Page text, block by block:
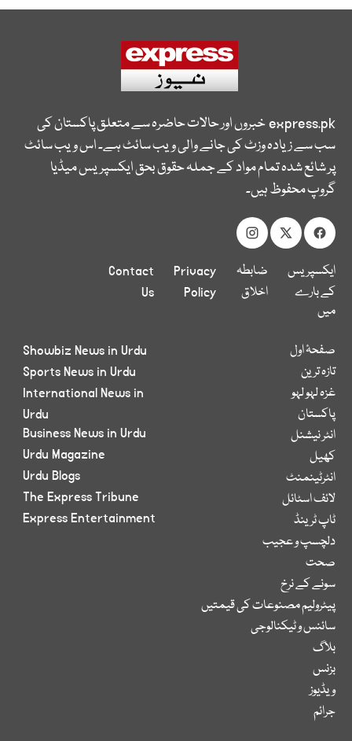
express.pkخبروں اور حالات حاضرہ سے متعلق پاکستان کی
سب سے زیادہ وزٹ کی جانے والی ویب سائٹ ہے۔ اس ویب سائٹ
پر شائع شدہ تمام مواد کے جملہ حقوق بحق ایکسپریس میڈیا
گروپ محفوظ ہیں۔
ایکسپریس
کے بارے
میں
ضابطہ
اخلاق
Privacy
Policy
Contact
Us
صفحۂ اول
تازہ ترین
غزہ لہو لہو
پاکستان
انٹر نیشنل
کھیل
انٹرٹینمنٹ
لائف اسٹائل
ٹاپ ٹرینڈ
دلچسپ و عجیب
صحت
سونے کے نرخ
پیٹرولیم مصنوعات کی قیمتیں
سائنس و ٹیکنالوجی
بلاگ
بزنس
ویڈیوز
جرائم
Showbiz News in Urdu
Sports News in Urdu
International News in
Urdu
Business News in Urdu
Urdu Magazine
Urdu Blogs
The Express Tribune
Express Entertainment